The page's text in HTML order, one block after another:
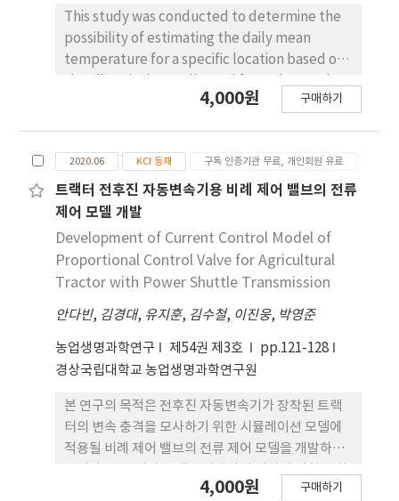
기 위해서는 수량예측모델에 이용하는 이상기상 데이
터 수의 증가가 필요하다.
This study was conducted to determine the
possibility of estimating the daily mean
temperature for a specific location based on
Automated Synoptic Observing System
climate data in forage yield prediction model.
To perform this study, the annual mean
temperature and monthly mean
temperature were checked for normality,
correlation with location information
(Longitude, Latitude, and Altitude) and
The altitude was found to have a continuous
effect on the annual mean temperature and
the monthly mean temperature, while the
latitude was found to have an effect on the
monthly mean temperature excluding June.
Longitude affected monthly mean
temperature in June, July, August,
September, October, and November. Based
on the above results and years of experience
4,000원 구매하기
2020.06 KCI 등재 구독 인증기관 무료, 개인회원 유료
트랙터 전후진 자동변속기용 비례 제어 밸브의 전류
제어 모델 개발
Development of Current Control Model of
Proportional Control Valve for Agricultural
Tractor with Power Shuttle Transmission
안다빈, 김경대, 유지훈, 김수철, 이진웅, 박영준
농업생명과학연구 제54권 제3호
pp.121-128
경상국립대학교 농업생명과학연구원
본 연구의 목적은 전후진 자동변속기가 장착된 트랙
터의 변속 충격을 모사하기 위한 시뮬레이션 모델에
적용될 비례 제어 밸브의 전류 제어 모델을 개발하는
를 구성하여 밸브의 정특성 시험과 계단 응답 시험을
4,000원 구매하기